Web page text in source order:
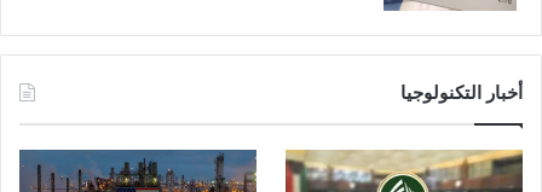
أخبار التكنولوجيا